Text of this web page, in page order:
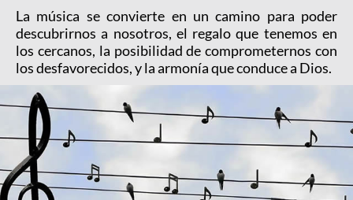
La música se convierte en un camino para poder
descubrirnos a nosotros, el regalo que tenemos en
los cercanos, la posibilidad de comprometernos con
los desfavorecidos, y la armonía que conduce a Dios.